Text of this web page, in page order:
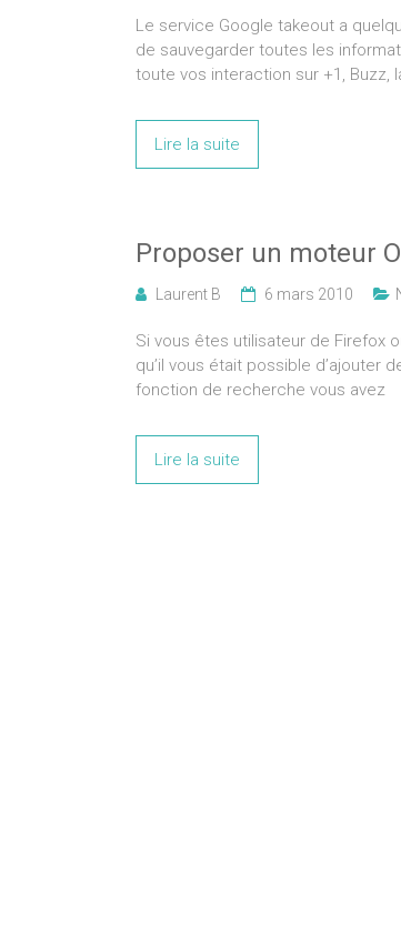
Le service Google takeout a
de sauvegarder toutes les
toute vos interaction sur +1, Buzz,
Lire la suite
Proposer un moteur
Laurent B 6 mars 2010
Si vous êtes utilisateur de Firefox
qu’il vous était possible d’ajouter
fonction de recherche vous avez
Lire la suite